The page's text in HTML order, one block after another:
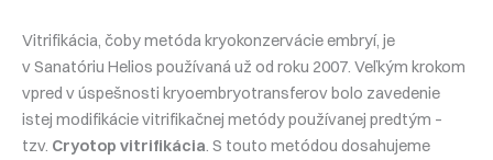
Vitrifikácia, čoby metóda kryokonzervácie embryí, je
v Sanatóriu Helios používaná už od roku 2007. Veľkým krokom
vpred v úspešnosti kryoembryotransferov bolo zavedenie
istej modifikácie vitrifikačnej metódy používanej predtým –
tzv. Cryotop vitrifikácia . S touto metódou dosahujeme